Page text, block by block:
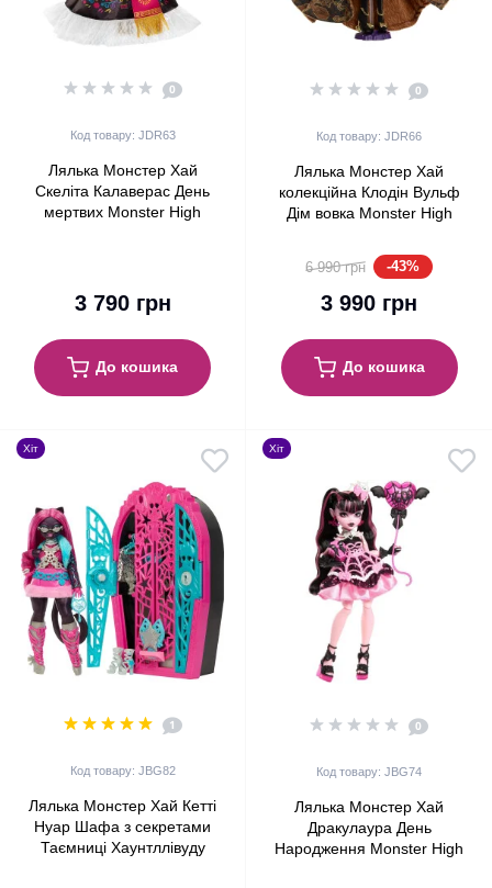
0
Код товару: JDR63
Лялька Монстер Хай
Скеліта Калаверас День
мертвих Monster High
3 790 грн
До кошика
0
Код товару: JDR66
Лялька Монстер Хай
колекційна Клодін Вульф
Дім вовка Monster High
House Of Wolf Mattel
(JDR66)
6 990 грн -43%
3 990 грн
До кошика
Хіт
1
Код товару: JBG82
Лялька Монстер Хай Кетті
Нуар Шафа з секретами
Таємниці Хаунтллівуду
Хіт
0
Код товару: JBG74
Лялька Монстер Хай
Дракулаура День
Народження Monster High